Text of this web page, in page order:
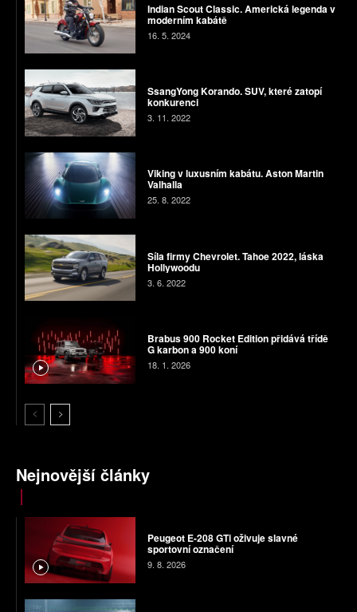
Indian Scout Classic. Americká legenda v
moderním kabátě
16. 5. 2024
SsangYong Korando. SUV, které zatopí
konkurenci
3. 11. 2022
Viking v luxusním kabátu. Aston Martin
Valhalla
25. 8. 2022
Síla firmy Chevrolet. Tahoe 2022, láska
Hollywoodu
3. 6. 2022
Brabus 900 Rocket Edition přidává třídě
G karbon a 900 koní
18. 1. 2026
Nejnovější články
Peugeot E-208 GTi oživuje slavné
sportovní označení
9. 8. 2026